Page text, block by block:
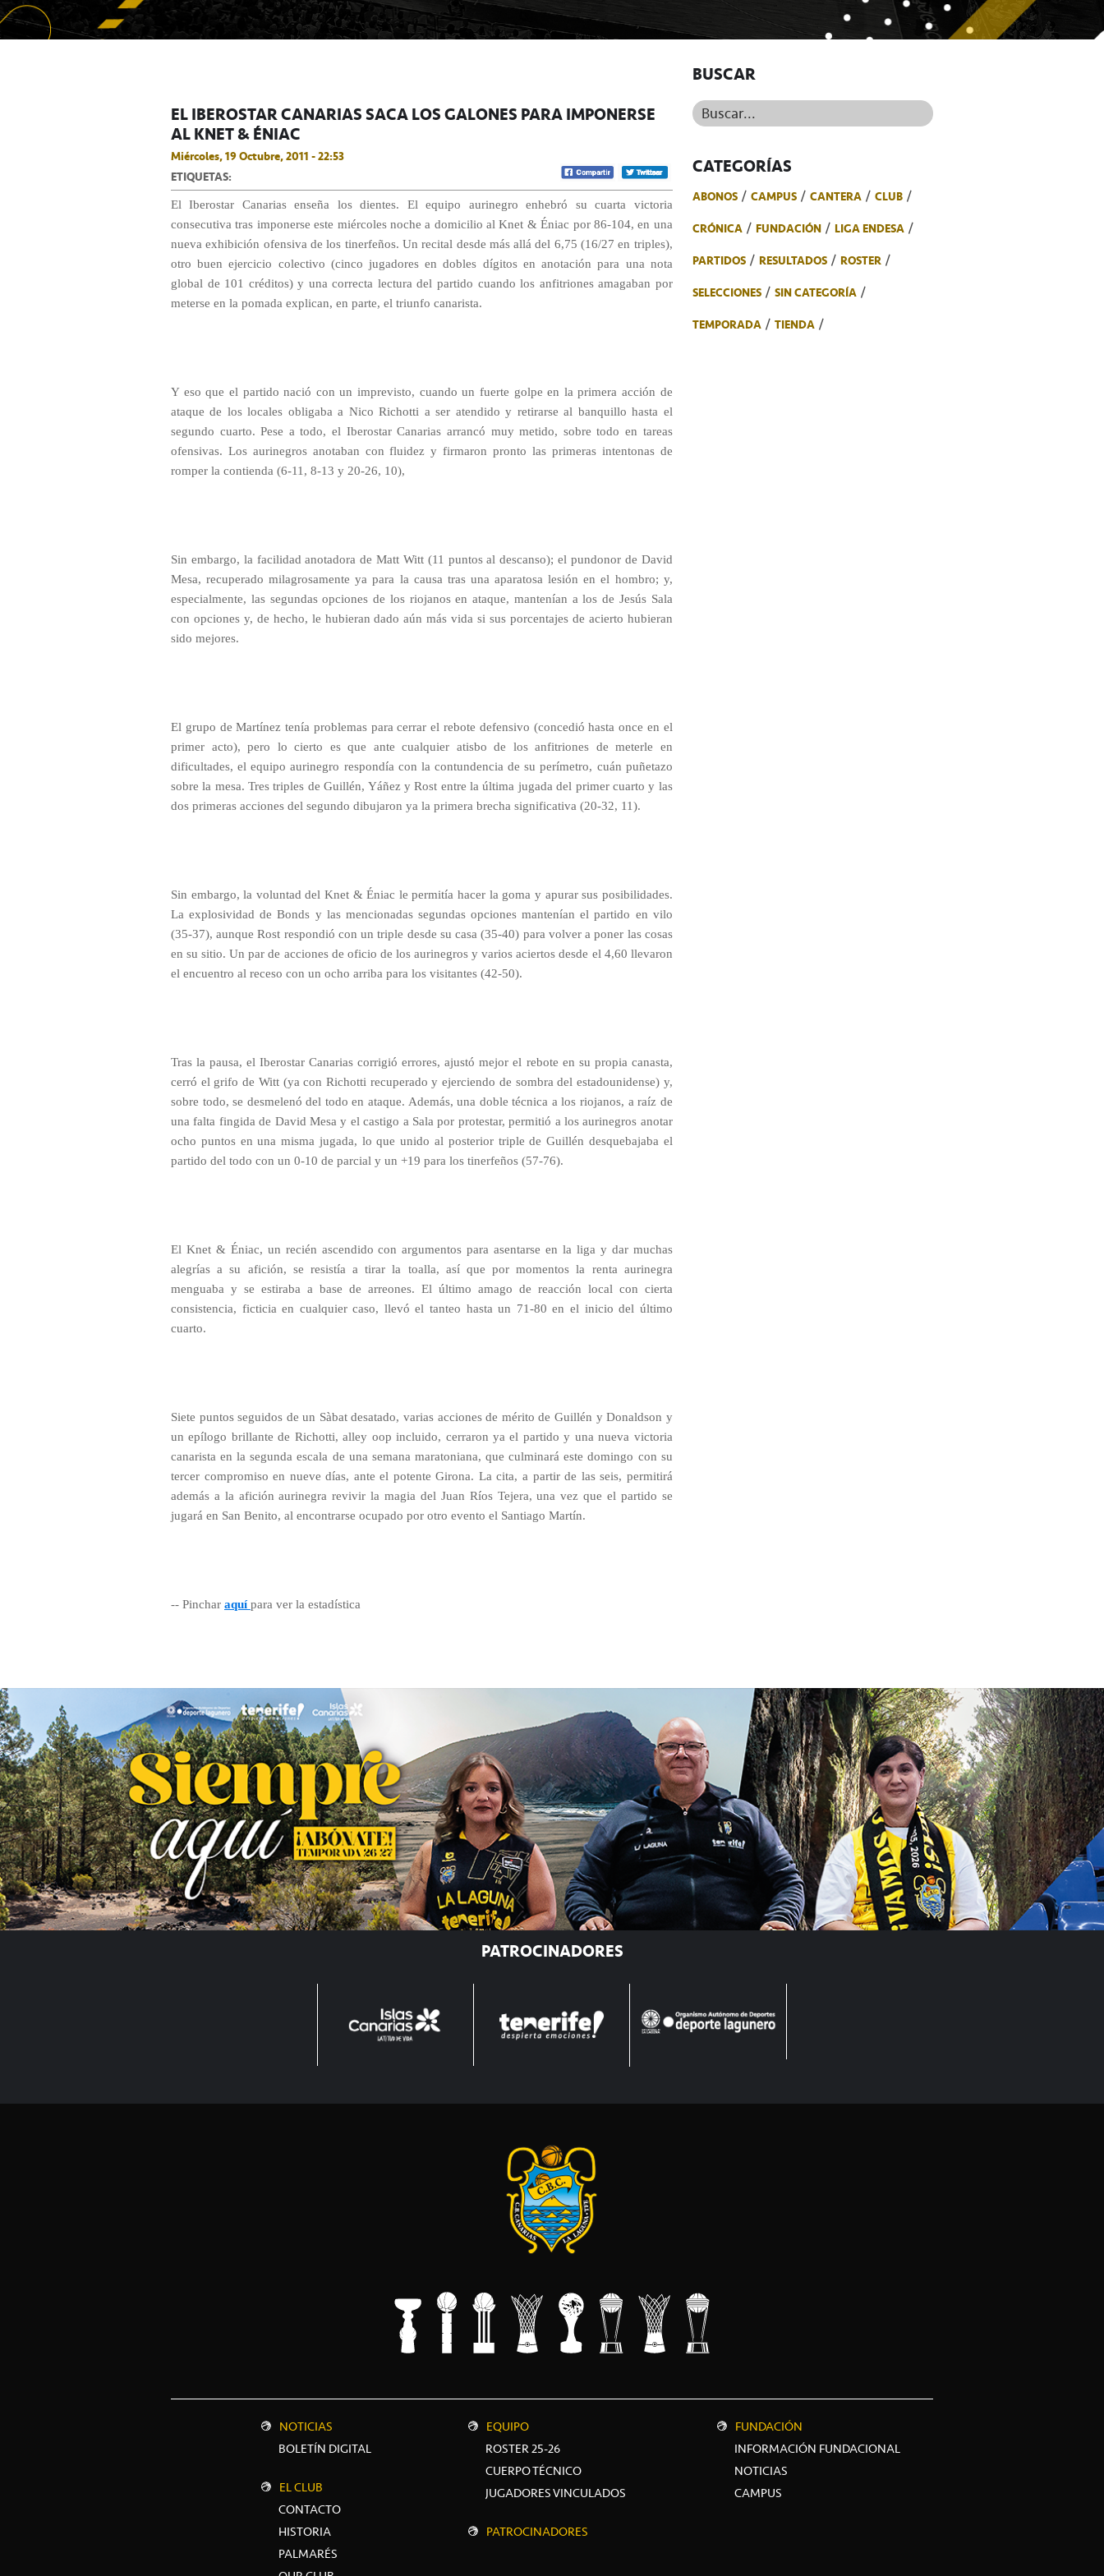
EL IBEROSTAR CANARIAS SACA LOS GALONES PARA IMPONERSE
AL KNET & ÉNIAC
Miércoles, 19 Octubre, 2011 - 22:53
ETIQUETAS:
El Iberostar Canarias enseña los dientes. El equipo aurinegro enhebró su cuarta victoria
consecutiva tras imponerse este miércoles noche a domicilio al Knet & Éniac por 86-104, en una
nueva exhibición ofensiva de los tinerfeños. Un recital desde más allá del 6,75 (16/27 en triples),
otro buen ejercicio colectivo (cinco jugadores en dobles dígitos en anotación para una nota
global de 101 créditos) y una correcta lectura del partido cuando los anfitriones amagaban por
meterse en la pomada explican, en parte, el triunfo canarista.
Y eso que el partido nació con un imprevisto, cuando un fuerte golpe en la primera acción de
ataque de los locales obligaba a Nico Richotti a ser atendido y retirarse al banquillo hasta el
segundo cuarto. Pese a todo, el Iberostar Canarias arrancó muy metido, sobre todo en tareas
ofensivas. Los aurinegros anotaban con fluidez y firmaron pronto las primeras intentonas de
romper la contienda (6-11, 8-13 y 20-26, 10),
Sin embargo, la facilidad anotadora de Matt Witt (11 puntos al descanso); el pundonor de David
Mesa, recuperado milagrosamente ya para la causa tras una aparatosa lesión en el hombro; y,
especialmente, las segundas opciones de los riojanos en ataque, mantenían a los de Jesús Sala
con opciones y, de hecho, le hubieran dado aún más vida si sus porcentajes de acierto hubieran
sido mejores.
El grupo de Martínez tenía problemas para cerrar el rebote defensivo (concedió hasta once en el
primer acto), pero lo cierto es que ante cualquier atisbo de los anfitriones de meterle en
dificultades, el equipo aurinegro respondía con la contundencia de su perímetro, cuán puñetazo
sobre la mesa. Tres triples de Guillén, Yáñez y Rost entre la última jugada del primer cuarto y las
dos primeras acciones del segundo dibujaron ya la primera brecha significativa (20-32, 11).
Sin embargo, la voluntad del Knet & Éniac le permitía hacer la goma y apurar sus posibilidades.
La explosividad de Bonds y las mencionadas segundas opciones mantenían el partido en vilo
(35-37), aunque Rost respondió con un triple desde su casa (35-40) para volver a poner las cosas
en su sitio. Un par de acciones de oficio de los aurinegros y varios aciertos desde el 4,60 llevaron
el encuentro al receso con un ocho arriba para los visitantes (42-50).
Tras la pausa, el Iberostar Canarias corrigió errores, ajustó mejor el rebote en su propia canasta,
cerró el grifo de Witt (ya con Richotti recuperado y ejerciendo de sombra del estadounidense) y,
sobre todo, se desmelenó del todo en ataque. Además, una doble técnica a los riojanos, a raíz de
una falta fingida de David Mesa y el castigo a Sala por protestar, permitió a los aurinegros anotar
ocho puntos en una misma jugada, lo que unido al posterior triple de Guillén desquebajaba el
partido del todo con un 0-10 de parcial y un +19 para los tinerfeños (57-76).
El Knet & Éniac, un recién ascendido con argumentos para asentarse en la liga y dar muchas
alegrías a su afición, se resistía a tirar la toalla, así que por momentos la renta aurinegra
menguaba y se estiraba a base de arreones. El último amago de reacción local con cierta
consistencia, ficticia en cualquier caso, llevó el tanteo hasta un 71-80 en el inicio del último
cuarto.
Siete puntos seguidos de un Sàbat desatado, varias acciones de mérito de Guillén y Donaldson y
un epílogo brillante de Richotti, alley oop incluido, cerraron ya el partido y una nueva victoria
canarista en la segunda escala de una semana maratoniana, que culminará este domingo con su
tercer compromiso en nueve días, ante el potente Girona. La cita, a partir de las seis, permitirá
además a la afición aurinegra revivir la magia del Juan Ríos Tejera, una vez que el partido se
jugará en San Benito, al encontrarse ocupado por otro evento el Santiago Martín.
-- Pinchar aquípara ver la estadística
BUSCAR
Buscar...
CATEGORÍAS
ABONOS CAMPUS CANTERA
CLUB
CRÓNICA
FUNDACIÓN
LIGA ENDESA
PARTIDOS
RESULTADOS
ROSTER
SELECCIONES
SIN CATEGORÍA
TEMPORADA
TIENDA
PATROCINADORES
NOTICIAS
BOLETÍN DIGITAL
EL CLUB
CONTACTO
HISTORIA
PALMARÉS
EQUIPO
ROSTER 25-26
CUERPO TÉCNICO
JUGADORES VINCULADOS
PATROCINADORES
FUNDACIÓN
INFORMACIÓN FUNDACIONAL
NOTICIAS
CAMPUS